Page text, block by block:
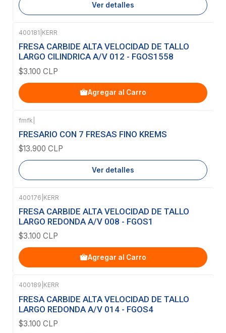
Ver detalles
400181 KERR
FRESA CARBIDE ALTA VELOCIDAD DE TALLO
LARGO CILINDRICA A/V 012 - FGOS1558
$3.100 CLP
Agregar al Carro
Agotado
fmfk
FRESARIO CON 7 FRESAS FINO KREMS
$13.900 CLP
Ver detalles
400176 KERR
FRESA CARBIDE ALTA VELOCIDAD DE TALLO
LARGO REDONDA A/V 008 - FGOS1
$3.100 CLP
Agregar al Carro
400189 KERR
FRESA CARBIDE ALTA VELOCIDAD DE TALLO
LARGO REDONDA A/V 014 - FGOS4
$3.100 CLP